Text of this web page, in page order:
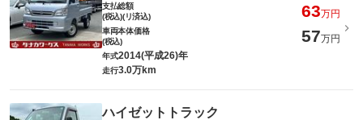
支払総額
(税込)(リ済込)
63万円
車両本体価格
(税込)
57万円
年式2014(平成26)年
走行3.0万km
ハイゼットトラック